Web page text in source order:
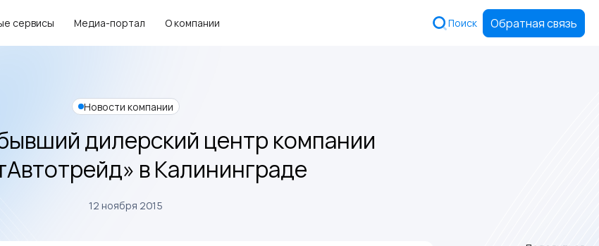
сервисы Медиа-портал О компании Поиск Обратная связь
Новости компании
дилерский центр компании
в Калининграде
12 ноября 2015